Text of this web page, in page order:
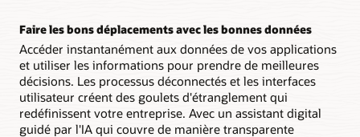
Faire les bons déplacements avec les bonnes données
Accéder instantanément aux données de vos applications
et utiliser les informations pour prendre de meilleures
décisions. Les processus déconnectés et les interfaces
utilisateur créent des goulets d'étranglement qui
redéfinissent votre entreprise. Avec un assistant digital
guidé par l'IA qui couvre de manière transparente